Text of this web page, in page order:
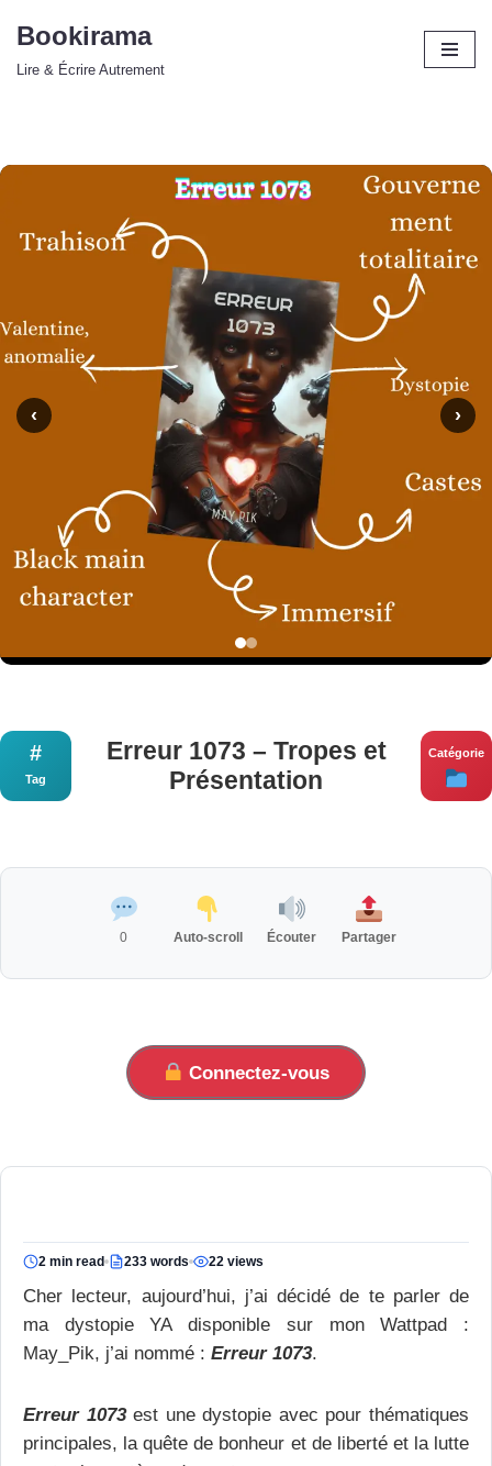
Bookirama
Lire & Écrire Autrement
‹ ›
#
Tag
Erreur 1073 – Tropes et
Présentation
Catégorie
0 Auto-scroll Écouter Partager
Connectez-vous
2 min read 233 words 22 views
Cher lecteur, aujourd’hui, j’ai décidé de te parler de
ma dystopie YA disponible sur mon Wattpad :
May_Pik, j’ai nommé : Erreur 1073.
Erreur 1073est une dystopie avec pour thématiques
principales, la quête de bonheur et de liberté et la lutte